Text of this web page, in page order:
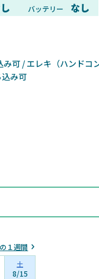
バッテリー なし
可 / エレキ（ハンドコ
み可
１週間
土
8/15